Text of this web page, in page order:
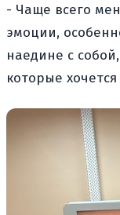
- Чаще всего
эмоции,
наедине с
которые